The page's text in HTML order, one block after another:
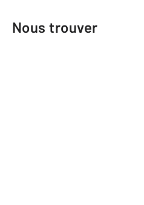
Nous trouver